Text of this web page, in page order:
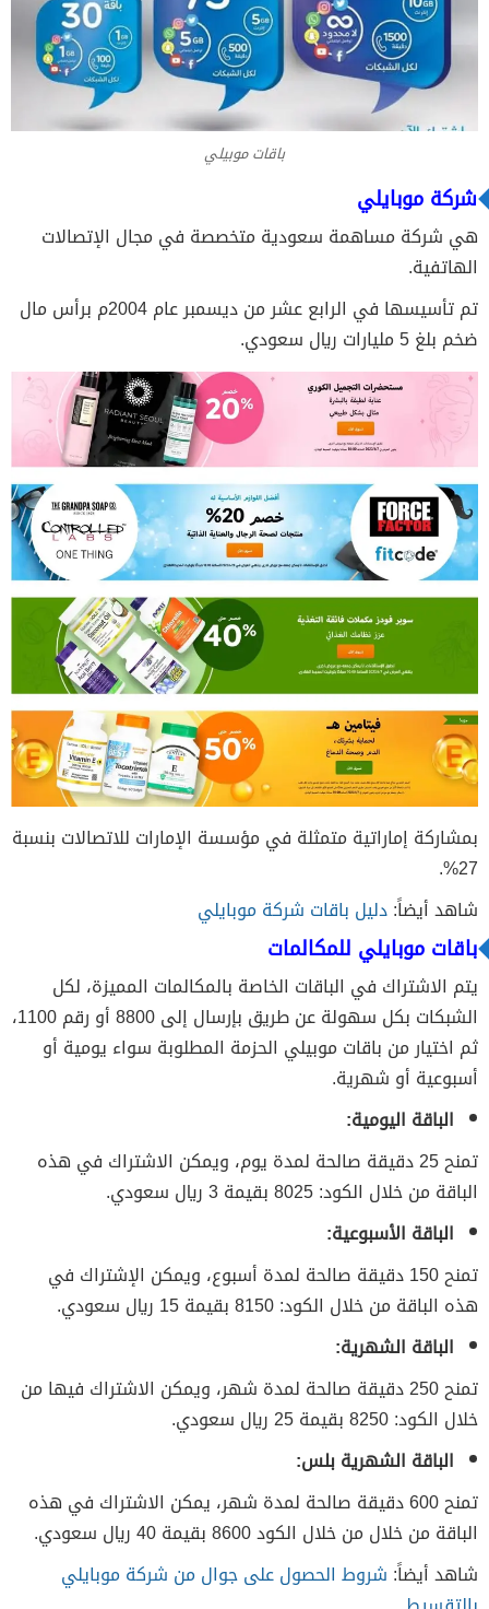
باقات موبيلي
شركة موبايلي
هي شركة مساهمة سعودية متخصصة في مجال الإتصالات
الهاتفية.
تم تأسيسها في الرابع عشر من ديسمبر عام 2004م برأس مال
ضخم بلغ 5 مليارات ريال سعودي.
بمشاركة إماراتية متمثلة في مؤسسة الإمارات للاتصالات بنسبة
27%.
شاهد أيضاً:دليل باقات شركة موبايلي
باقات موبايلي للمكالمات
يتم الاشتراك في الباقات الخاصة بالمكالمات المميزة، لكل
الشبكات بكل سهولة عن طريق بإرسال إلى 8800 أو رقم 1100،
ثم اختيار من باقات موبيلي الحزمة المطلوبة سواء يومية أو
أسبوعية أو شهرية.
الباقة اليومية:
تمنح 25 دقيقة صالحة لمدة يوم، ويمكن الاشتراك في هذه
الباقة من خلال الكود: 8025 بقيمة 3 ريال سعودي.
الباقة الأسبوعية:
تمنح 150 دقيقة صالحة لمدة أسبوع، ويمكن الإشتراك في
هذه الباقة من خلال الكود: 8150 بقيمة 15 ريال سعودي.
الباقة الشهرية:
تمنح 250 دقيقة صالحة لمدة شهر، ويمكن الاشتراك فيها من
خلال الكود: 8250 بقيمة 25 ريال سعودي.
الباقة الشهرية بلس:
تمنح 600 دقيقة صالحة لمدة شهر، يمكن الاشتراك في هذه
الباقة من خلال من خلال الكود 8600 بقيمة 40 ريال سعودي.
شاهد أيضاً: شروط الحصول على جوال من شركة موبايلي